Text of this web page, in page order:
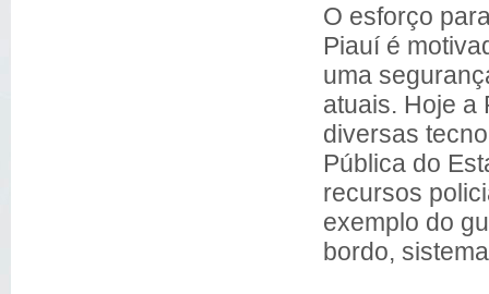
O esforço
Piauí é
uma
atuais. Hoje a
diversas
Pública do
recursos
exemplo do
bordo,